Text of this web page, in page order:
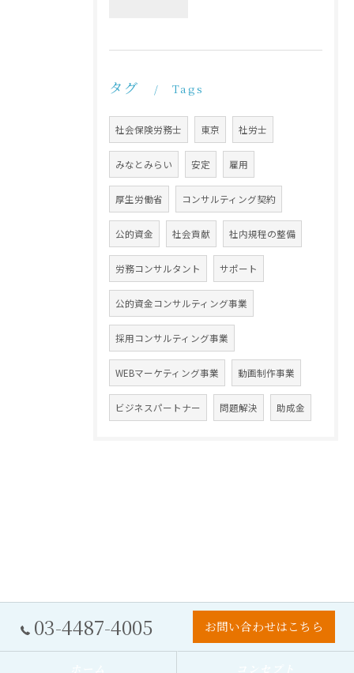
タグ Tags
社会保険労務士 東京 社労士
みなとみらい 安定 雇用
厚生労働省 コンサルティング契約
公的資金 社会貢献 社内規程の整備
労務コンサルタント サポート
公的資金コンサルティング事業
採用コンサルティング事業
WEBマーケティング事業 動画制作事業
ビジネスパートナー 問題解決 助成金
03-4487-4005 お問い合わせはこちら